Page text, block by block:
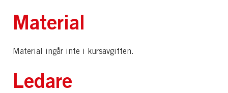
Material
Material ingår inte i kursavgiften.
Ledare